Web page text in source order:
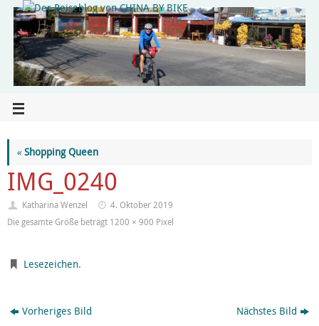
«Shopping Queen
IMG_0240
Katharina Wenzel
4. Oktober 2019
Die gesamte Größe beträgt 1200 × 900 Pixel
Lesezeichen.
Vorheriges Bild Nächstes Bild